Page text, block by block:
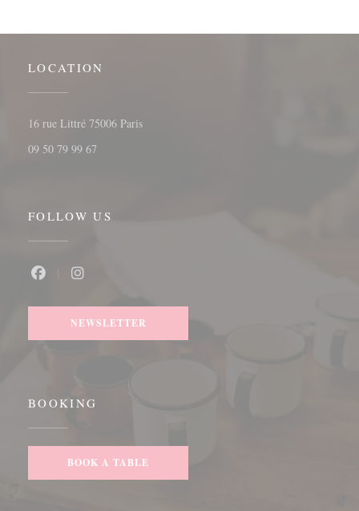
LOCATION
16 rue Littré 75006 Paris((opens in a new window))
09 50 79 99 67
FOLLOW US
Facebook ((opens in a new window))
NEWSLETTER
BOOKING
BOOK A TABLE